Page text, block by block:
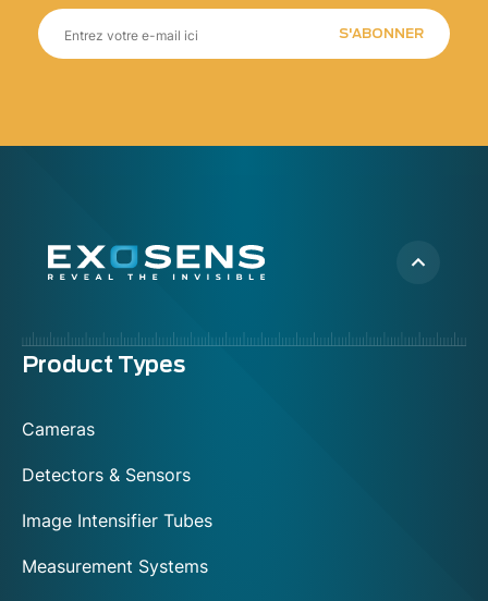
S'ABONNER
Menu
Product Types
Cameras
Detectors & Sensors
Image Intensifier Tubes
Measurement Systems